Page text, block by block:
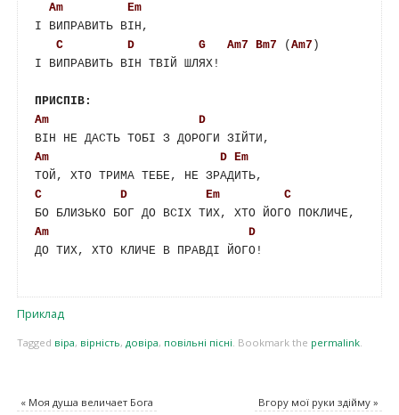
Am
Em
І ВИПРАВИТЬ ВІН,
C
D G Am7 Bm7 ( Am7 )
І ВИПРАВИТЬ ВІН ТВІЙ ШЛЯХ!
ПРИСПІВ:
Am
D
Am
D Em
C
D Em
C
Am
D
ДО ТИХ, ХТО КЛИЧЕ В ПРАВДІ ЙОГО!
Приклад
Tagged віра, вірність, довіра, повільні пісні. Bookmark the permalink.
«Моя душа величает Бога Вгору мої руки здійму»